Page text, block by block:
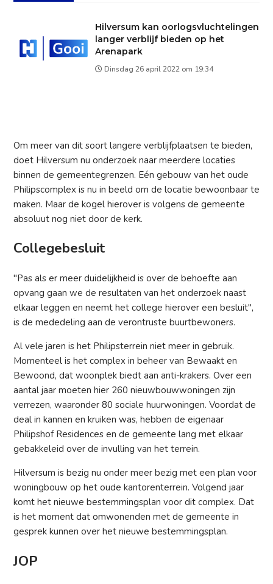
Hilversum kan oorlogsvluchtelingen
langer verblijf bieden op het
Arenapark
Dinsdag 26 april 2022 om 19:34
Om meer van dit soort langere verblijfplaatsen te bieden,
doet Hilversum nu onderzoek naar meerdere locaties
binnen de gemeentegrenzen. Eén gebouw van het oude
Philipscomplex is nu in beeld om de locatie bewoonbaar te
maken. Maar de kogel hierover is volgens de gemeente
absoluut nog niet door de kerk.
Collegebesluit
"Pas als er meer duidelijkheid is over de behoefte aan
opvang gaan we de resultaten van het onderzoek naast
elkaar leggen en neemt het college hierover een besluit",
is de mededeling aan de verontruste buurtbewoners.
Al vele jaren is het Philipsterrein niet meer in gebruik.
Momenteel is het complex in beheer van Bewaakt en
Bewoond, dat woonplek biedt aan anti-krakers. Over een
aantal jaar moeten hier 260 nieuwbouwwoningen zijn
verrezen, waaronder 80 sociale huurwoningen. Voordat de
deal in kannen en kruiken was, hebben de eigenaar
Philipshof Residences en de gemeente lang met elkaar
gebakkeleid over de invulling van het terrein.
Hilversum is bezig nu onder meer bezig met een plan voor
woningbouw op het oude kantorenterrein. Volgend jaar
komt het nieuwe bestemmingsplan voor dit complex. Dat
is het moment dat omwonenden met de gemeente in
gesprek kunnen over het nieuwe bestemmingsplan.
JOP